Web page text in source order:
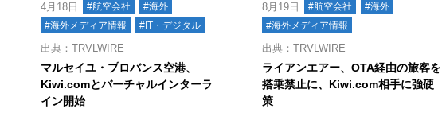
4月18日 #航空会社
#海外
#海外メディア情報
#IT・デジタル
出典：TRVLWIRE
マルセイユ・プロバンス空港、
Kiwi.comとバーチャルインターラ
イン開始
8月19日 #航空会社
#海外
#海外メディア情報
出典：TRVLWIRE
ライアンエアー、OTA経由の旅客を
搭乗禁止に、Kiwi.com相手に強硬
策